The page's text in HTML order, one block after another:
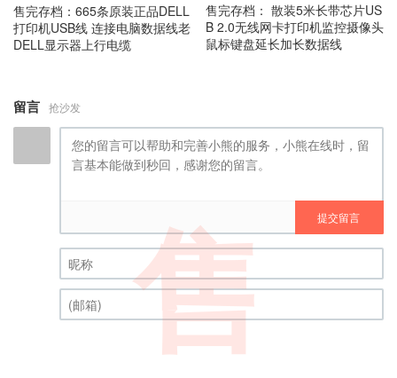
售完存档：665条原装正品DELL
打印机USB线 连接电脑数据线老
DELL显示器上行电缆
售完存档： 散装5米长带芯片US
B 2.0无线网卡打印机监控摄像头
鼠标键盘延长加长数据线
留言 抢沙发
提交留言
昵称 (必填) 售